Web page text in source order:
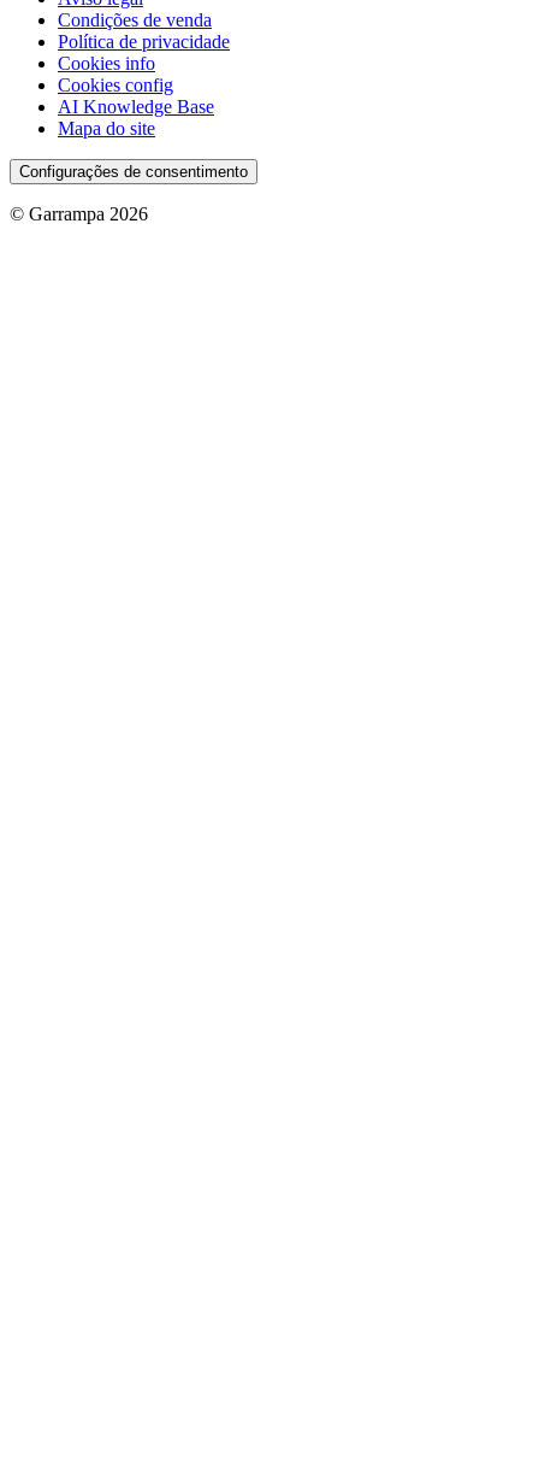
Condições de venda
Política de privacidade
Cookies info
Cookies config
AI Knowledge Base
Mapa do site
Configurações de consentimento
© Garrampa 2026